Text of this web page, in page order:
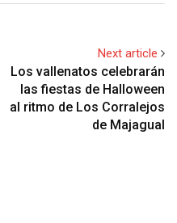
Next article
Los vallenatos celebrarán
las fiestas de Halloween
al ritmo de Los Corralejos
de Majagual